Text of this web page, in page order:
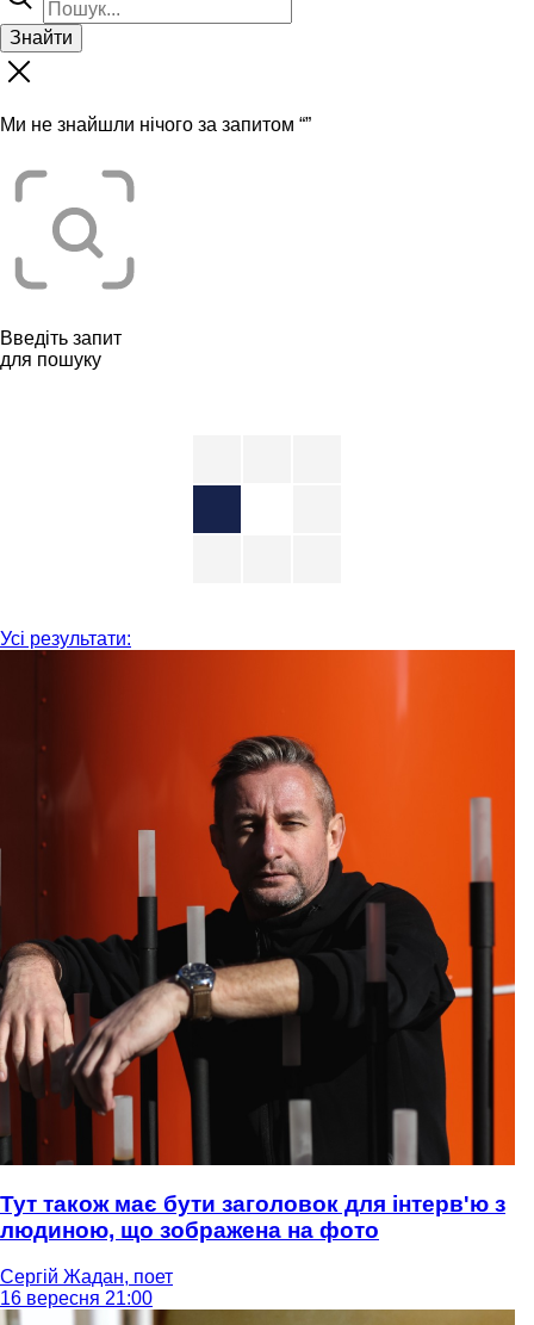
Знайти
Ми не знайшли нічого за запитом “”
Введіть запит
для пошуку
Усі результати:
Тут також має бути заголовок для інтерв'ю з
людиною, що зображена на фото
Сергій Жадан, поет
16 вересня 21:00